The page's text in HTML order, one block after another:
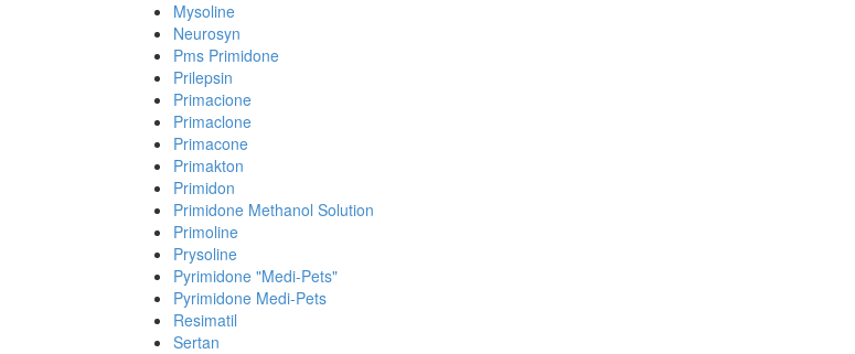
Mysoline
Neurosyn
Pms Primidone
Prilepsin
Primacione
Primaclone
Primacone
Primakton
Primidon
Primidone Methanol Solution
Primoline
Prysoline
Pyrimidone "Medi-Pets"
Pyrimidone Medi-Pets
Resimatil
Sertan